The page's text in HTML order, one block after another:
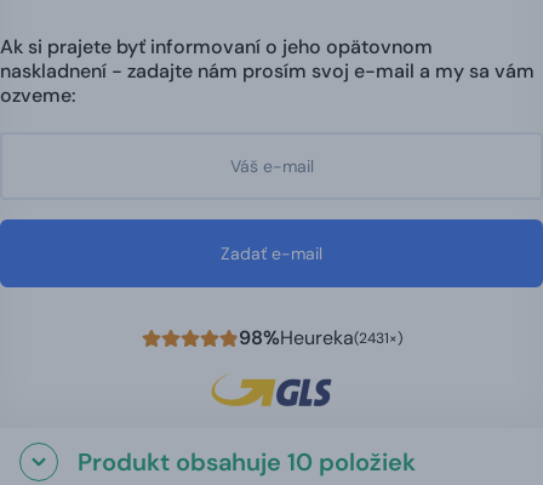
Ak si prajete byť informovaní o jeho opätovnom
naskladnení - zadajte nám prosím svoj e-mail a my sa vám
ozveme:
Zadať e-mail
98%Heureka(2431×)
Produkt obsahuje 10 položiek